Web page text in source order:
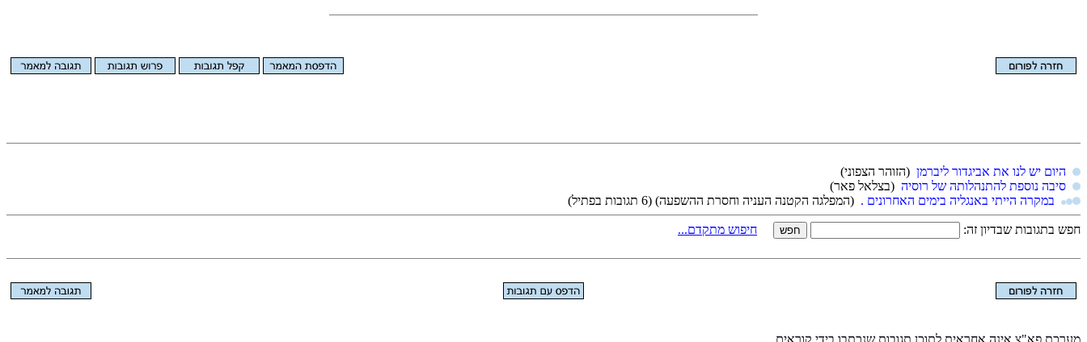
היום יש לנו את אביגדור ליברמן (הזוהר הצפוני)
סיבה נוספת להתנהלותה של רוסיה (בצלאל פאר)
במקרה הייתי באנגליה בימים האחרונים . (המפלגה הקטנה העניה וחסרת ההשפעה) (6 תגובות בפתיל)
חפש בתגובות שבדיון זה: חיפוש מתקדם...
מערכת פא"צ אינה אחראית לתוכן תגובות שנכתבו בידי קוראים.